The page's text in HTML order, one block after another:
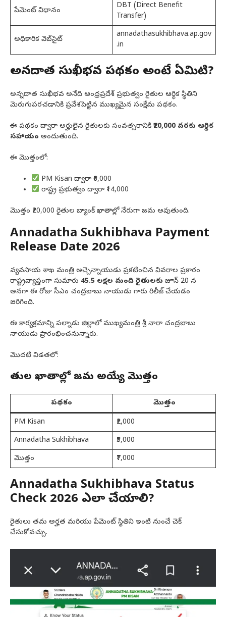
పేమెంట్ విధానం
DBT (Direct Benefit
Transfer)
అధికారిక వెబ్‌సైట్
annadathasukhibhava.ap.gov
.in
అన్నదాత సుఖీభవ పథకం అంటే ఏమిటి?
అన్నదాత సుఖీభవ అనేది ఆంధ్రప్రదేశ్ ప్రభుత్వం రైతుల ఆర్థిక స్థితిని
మెరుగుపరచడానికి ప్రవేశపెట్టిన ముఖ్యమైన సంక్షేమ పథకం.
ఈ పథకం ద్వారా అర్హులైన రైతులకు సంవత్సరానికి ₹20,000 వరకు ఆర్థిక
సహాయం అందుతుంది.
ఈ మొత్తంలో:
PM Kisan ద్వారా ₹6,000
రాష్ట్ర ప్రభుత్వం ద్వారా ₹14,000
మొత్తం ₹20,000 రైతుల బ్యాంక్ ఖాతాల్లో నేరుగా జమ అవుతుంది.
Annadatha Sukhibhava Payment
Release Date 2026
వ్యవసాయ శాఖ మంత్రి అచ్చెన్నాయుడు ప్రకటించిన వివరాల ప్రకారం
రాష్ట్రవ్యాప్తంగా సుమారు 45.5 లక్షల మంది రైతులకు జూన్ 20 న
అనగా ఈ రోజు సీఎం చంద్రబాబు నాయుడు గారు రిలీజ్ చేయడం
జరిగింది.
ఈ కార్యక్రమాన్ని పల్నాడు జిల్లాలో ముఖ్యమంత్రి శ్రీ నారా చంద్రబాబు
నాయుడు ప్రారంభించనున్నారు.
మొదటి విడతలో:
రైతుల ఖాతాల్లో జమ అయ్యే మొత్తం
పథకం
మొత్తం
PM Kisan
₹2,000
Annadatha Sukhibhava
₹5,000
మొత్తం
₹7,000
Annadatha Sukhibhava Status
Check 2026 ఎలా చేయాలి?
రైతులు తమ అర్హత మరియు పేమెంట్ స్థితిని ఇంటి నుంచే చెక్
చేసుకోవచ్చు.